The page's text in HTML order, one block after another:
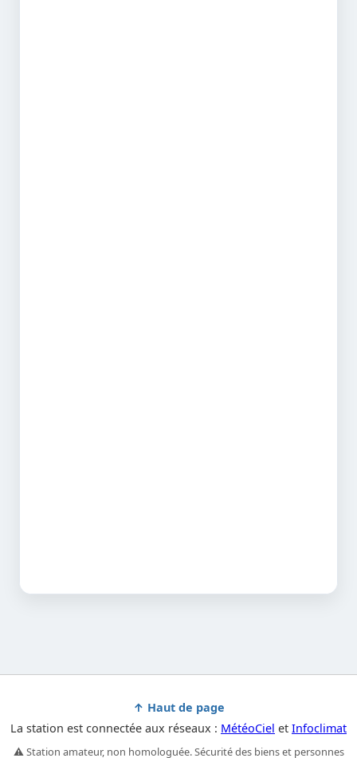
↑ Haut de page
La station est connectée aux réseaux : MétéoCiel et Infoclimat
⚠️ Station amateur, non homologuée. Sécurité des biens et personnes